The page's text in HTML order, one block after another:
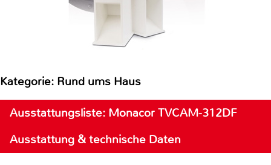
Kategorie: Rund ums Haus
Ausstattungsliste: Monacor TVCAM-312DF
Ausstattung & technische Daten